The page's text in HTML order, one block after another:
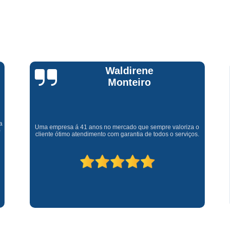
Assistencia Tecnica Forno Microondas
Assistencia Tecnica Microondas
Conserto de Maquina de Lavar
Conserto Maquina de Lavar
Maquina de Lavar Conserto
Claúdia
Andrullis
telefônico (q hj infelizmente é um problema), e a eficiência do
técnico Sr Henrique na solução do problema da minha lava e
seca q minha família não vive mais sem. #recomendo os